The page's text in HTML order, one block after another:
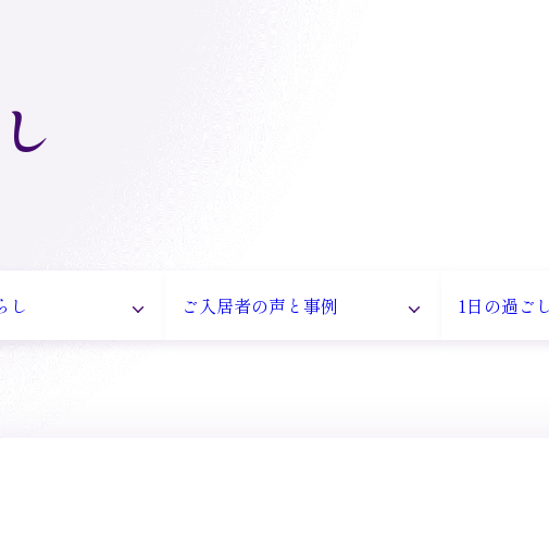
し ご入居者の声と事例 1日の過ご